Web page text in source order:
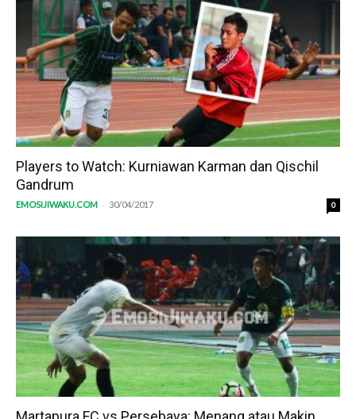
Players to Watch: Kurniawan Karman dan Qischil
Gandrum
EMOSIJIWAKU.COM - 30/04/2017 0